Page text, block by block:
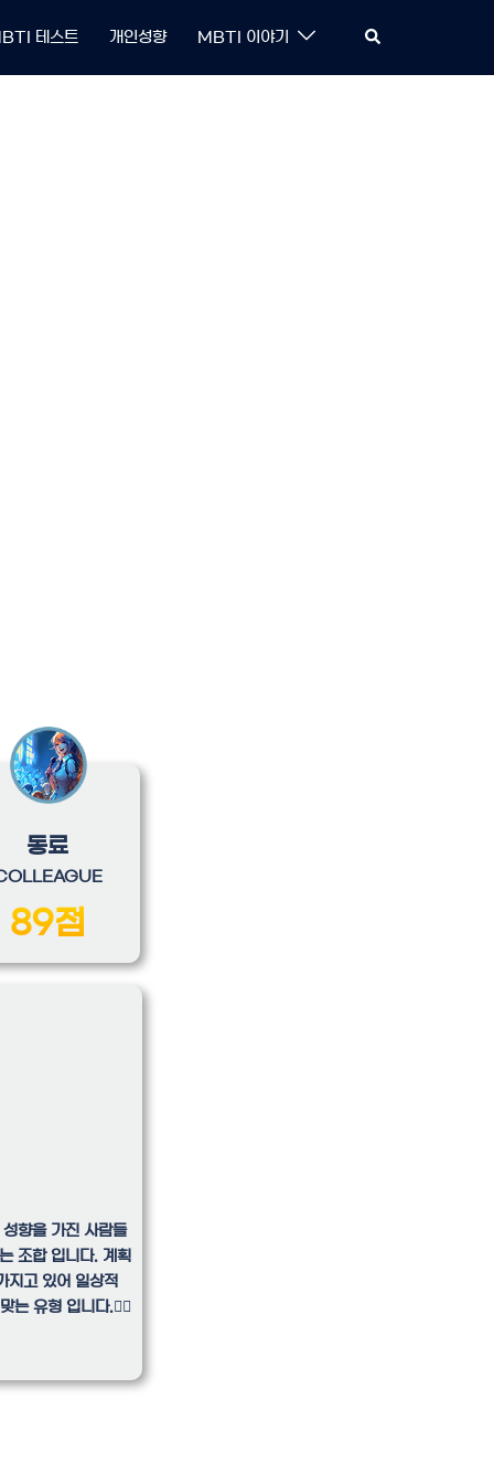
테스트 개인성향 MBTI 이야기 Search
동료
89점
향을 가진 사람들
조합 입니다. 계획
지고 있어 일상적
는 유형 입니다.🙆‍♀️